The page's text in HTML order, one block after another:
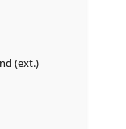
(ext.)